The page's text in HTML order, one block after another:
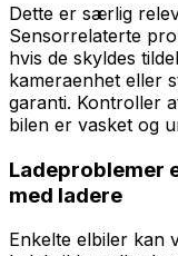
Dette er særlig
Sensorrelaterte
hvis de skyldes
kameraenhet eller
garanti. Kontroller
bilen er vasket og
Ladeproblemer
med ladere
Enkelte elbiler kan